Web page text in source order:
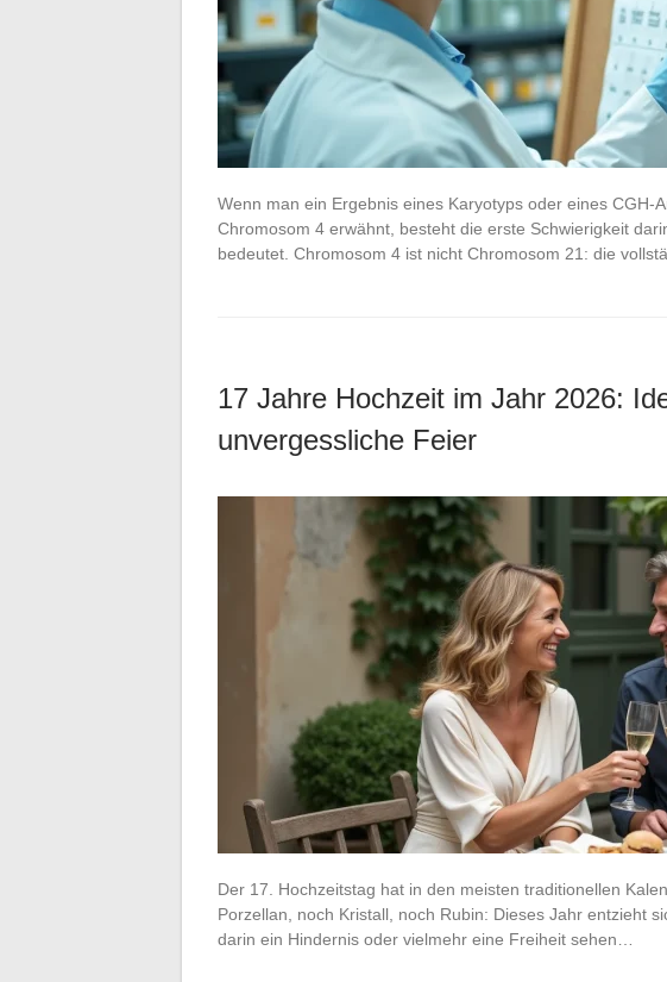
Wenn man ein Ergebnis eines Karyotyps oder eines CGH-
Chromosom 4 erwähnt, besteht die erste Schwierigkeit
bedeutet. Chromosom 4 ist nicht Chromosom 21: die
17 Jahre Hochzeit im Jahr 2026:
unvergessliche Feier
Der 17. Hochzeitstag hat in den meisten traditionellen
Porzellan, noch Kristall, noch Rubin: Dieses Jahr entzieht
darin ein Hindernis oder vielmehr eine Freiheit sehen…